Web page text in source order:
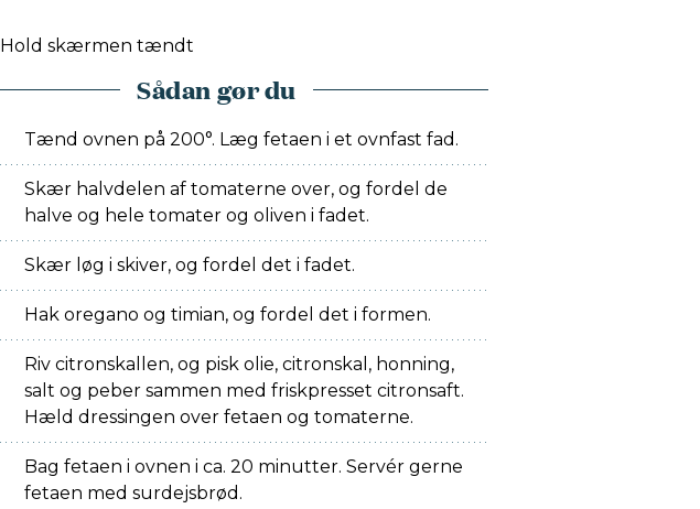
Hold skærmen tændt
Sådan gør du
Tænd ovnen på 200°. Læg fetaen i et ovnfast fad.
Skær halvdelen af tomaterne over, og fordel de
halve og hele tomater og oliven i fadet.
Skær løg i skiver, og fordel det i fadet.
Hak oregano og timian, og fordel det i formen.
Riv citronskallen, og pisk olie, citronskal, honning,
salt og peber sammen med friskpresset citronsaft.
Hæld dressingen over fetaen og tomaterne.
Bag fetaen i ovnen i ca. 20 minutter. Servér gerne
fetaen med surdejsbrød.